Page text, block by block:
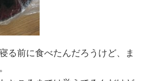
る前に食べたんだろうけど、ま